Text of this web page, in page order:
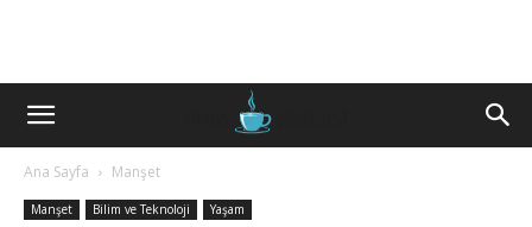
Ana Sayfa Manşet
Manşet Bilim ve Teknoloji Yaşam